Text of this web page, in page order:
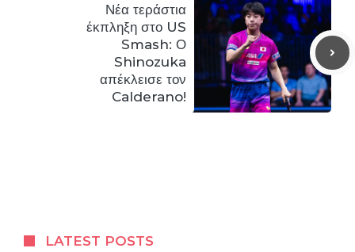
Νέα τεράστια
έκπληξη στο US
Smash: Ο
Shinozuka
απέκλεισε τον
Calderano!
LATEST POSTS